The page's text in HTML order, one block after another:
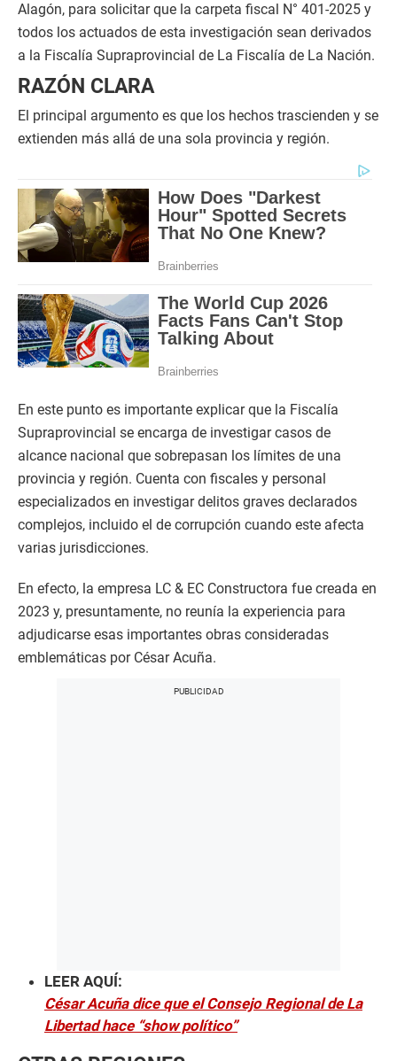
Alagón, para solicitar que la carpeta fiscal N° 401-2025 y
todos los actuados de esta investigación sean derivados
a la Fiscalía Supraprovincial de La Fiscalía de La Nación.
RAZÓN CLARA
El principal argumento es que los hechos trascienden y se
extienden más allá de una sola provincia y región.
En este punto es importante explicar que la Fiscalía
Supraprovincial se encarga de investigar casos de
alcance nacional que sobrepasan los límites de una
provincia y región. Cuenta con fiscales y personal
especializados en investigar delitos graves declarados
complejos, incluido el de corrupción cuando este afecta
varias jurisdicciones.
En efecto, la empresa LC & EC Constructora fue creada en
2023 y, presuntamente, no reunía la experiencia para
adjudicarse esas importantes obras consideradas
emblemáticas por César Acuña.
LEER AQUÍ:
César Acuña dice que el Consejo Regional de La
Libertad hace “show político”